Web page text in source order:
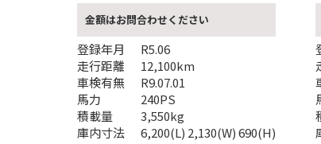
金額はお問合わせください
登録年月
走行距離
車検有無
馬力
積載量
庫内寸法
R5.06
12,100km
R9.07.01
240PS
3,550kg
6,200(L) 2,130(W) 690(H)